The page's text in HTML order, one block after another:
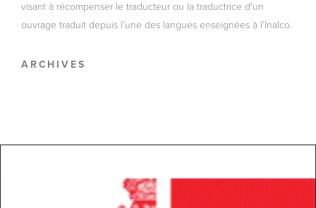
visant à récompenser le traducteur ou la traductrice d'un
ouvrage traduit depuis l’une des langues enseignées à l’Inalco.
ARCHIVES